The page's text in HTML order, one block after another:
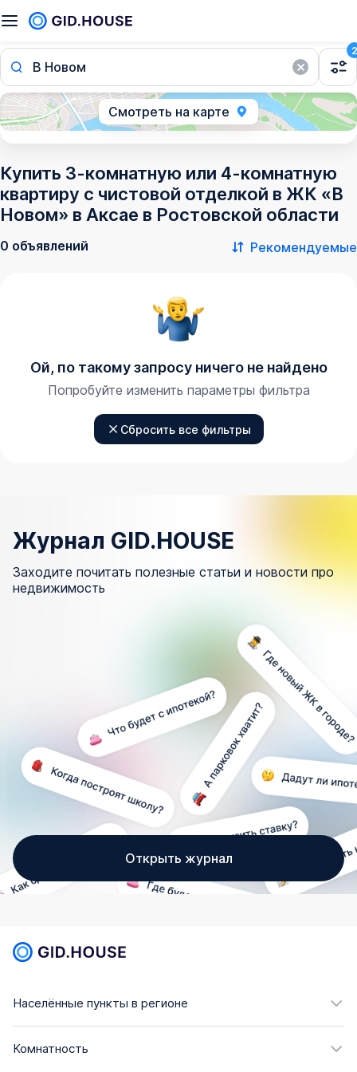
В Новом
2
Смотреть на карте
Купить 3-комнатную или 4-комнатную
квартиру с чистовой отделкой в ЖК «В
Новом» в Аксае в Ростовской области
0 объявлений Рекомендуемые
Ой, по такому запросу ничего не найдено
Попробуйте изменить параметры фильтра
Сбросить все фильтры
Журнал GID.HOUSE
Заходите почитать полезные статьи и новости про
недвижимость
Открыть журнал
Населённые пункты в регионе
Комнатность